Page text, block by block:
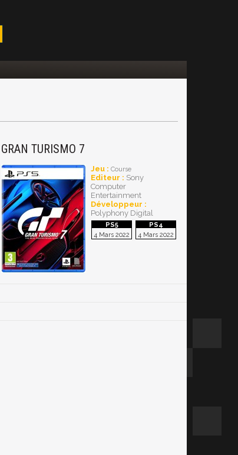
GRAN TURISMO 7
Jeu : Course
Editeur : Sony
Computer
Entertainment
Développeur :
Polyphony Digital
4 Mars 2022 4 Mars 2022